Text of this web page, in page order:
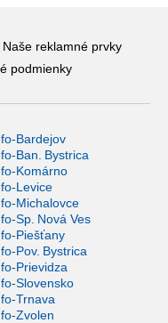
Naše reklamné prvky
podmienky
Bardejov
Ban. Bystrica
Komárno
Levice
Michalovce
Sp. Nová Ves
Piešťany
Pov. Bystrica
Prievidza
Slovensko
Trnava
Zvolen